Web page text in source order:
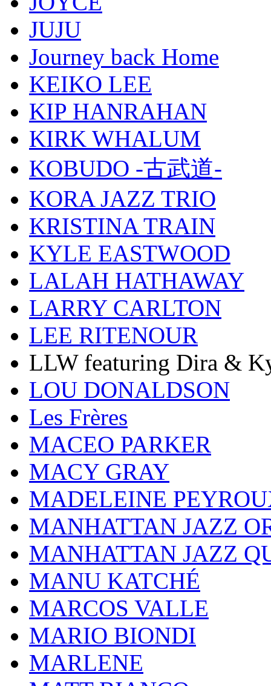
JUJU
Journey back Home
KEIKO LEE
KIP HANRAHAN
KIRK WHALUM
KOBUDO -古武道-
KORA JAZZ TRIO
KRISTINA TRAIN
KYLE EASTWOOD
LALAH HATHAWAY
LARRY CARLTON
LEE RITENOUR
LLW featuring Dira &
LOU DONALDSON
Les Frères
MACEO PARKER
MACY GRAY
MADELEINE
MANHATTAN JAZZ
MANHATTAN JAZZ
MANU KATCHÉ
MARCOS VALLE
MARIO BIONDI
MARLENE